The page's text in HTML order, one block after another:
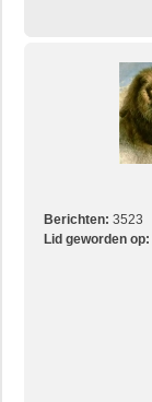
Berichten: 3523
Lid geworden op: